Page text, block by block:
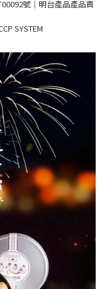
號｜明台產品產品責
SYSTEM